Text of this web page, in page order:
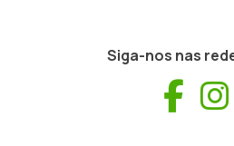
Siga-nos nas